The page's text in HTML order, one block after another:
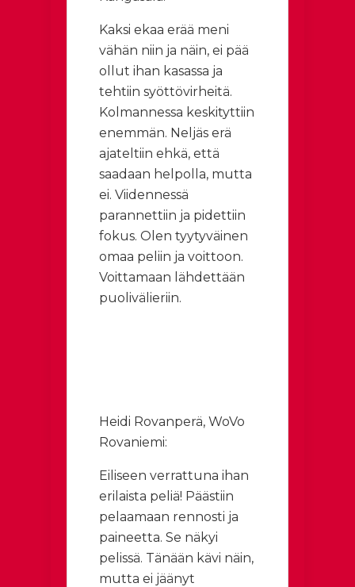
Kaksi ekaa erää meni
vähän niin ja näin, ei pää
ollut ihan kasassa ja
tehtiin syöttövirheitä.
Kolmannessa keskityttiin
enemmän. Neljäs erä
ajateltiin ehkä, että
saadaan helpolla, mutta
ei. Viidennessä
parannettiin ja pidettiin
fokus. Olen tyytyväinen
omaa peliin ja voittoon.
Voittamaan lähdettään
puolivälieriin.
Heidi Rovanperä, WoVo
Rovaniemi:
Eiliseen verrattuna ihan
erilaista peliä! Päästiin
pelaamaan rennosti ja
paineetta. Se näkyi
pelissä. Tänään kävi näin,
mutta ei jäänyt